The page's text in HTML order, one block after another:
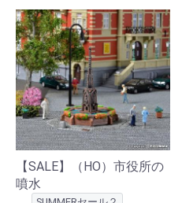
【SALE】（HO）市役所の
噴水